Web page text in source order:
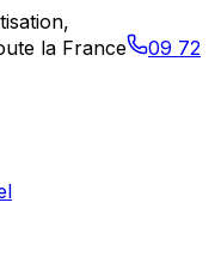
la France
09 72